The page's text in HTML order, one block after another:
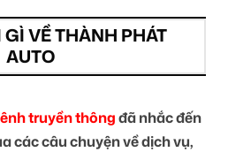
VỀ THÀNH PHÁT
AUTO
truyền thôngđã nhắc đến
các câu chuyện về dịch vụ,